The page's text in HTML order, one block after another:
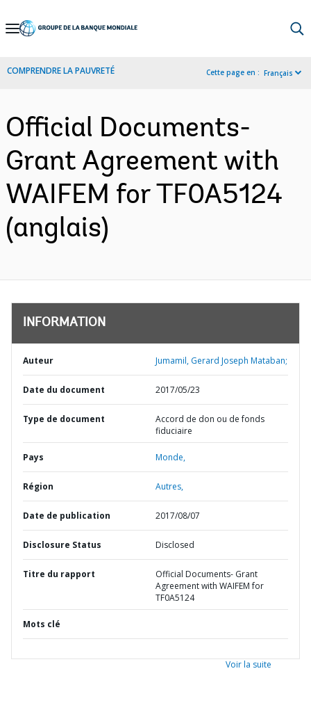
Skip
Navigation
COMPRENDRE LA PAUVRETÉ Cette page en : Français
Official Documents-
Grant Agreement with
WAIFEM for TF0A5124
(anglais)
INFORMATION
Auteur Jumamil, Gerard Joseph Mataban;
Date du document 2017/05/23
Type de document
Accord de don ou de fonds
fiduciaire
Pays Monde,
Région Autres,
Date de publication 2017/08/07
Disclosure Status Disclosed
Titre du rapport
Official Documents- Grant
Agreement with WAIFEM for
TF0A5124
Mots clé
Voir la suite